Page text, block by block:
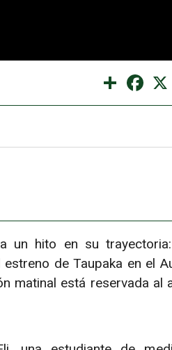
Share
un hito en su
de Taupaka en el
matinal está reservada al